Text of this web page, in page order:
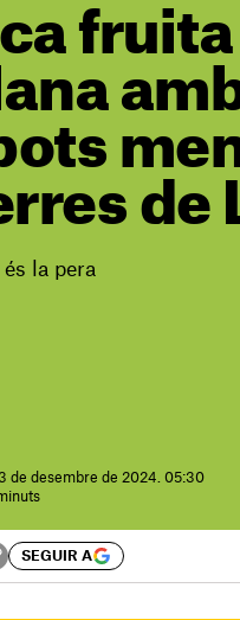
fruita
de
la pera
de desembre de 2024. 05:30
SEGUIR A